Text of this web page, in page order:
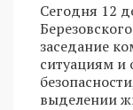
Сегодня 12
заседание
ситуациям и
выделении